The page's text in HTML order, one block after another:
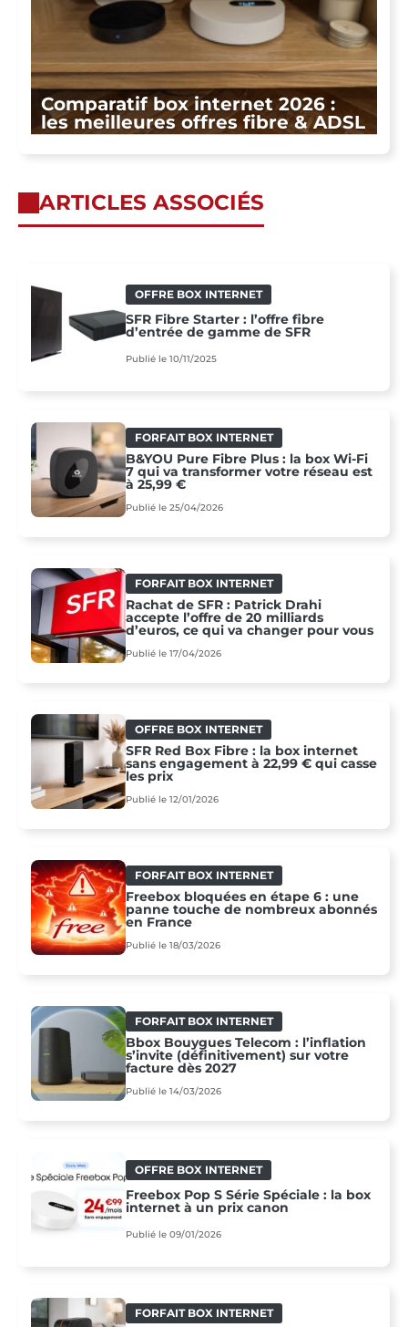
Comparatif box internet 2026 :
les meilleures offres fibre & ADSL
ARTICLES ASSOCIÉS
OFFRE BOX INTERNET
SFR Fibre Starter : l’offre fibre
d’entrée de gamme de SFR
Publié le 10/11/2025
FORFAIT BOX INTERNET
B&YOU Pure Fibre Plus : la box Wi-Fi
7 qui va transformer votre réseau est
à 25,99 €
Publié le 25/04/2026
FORFAIT BOX INTERNET
Rachat de SFR : Patrick Drahi
accepte l’offre de 20 milliards
d’euros, ce qui va changer pour vous
Publié le 17/04/2026
OFFRE BOX INTERNET
SFR Red Box Fibre : la box internet
sans engagement à 22,99 € qui casse
les prix
Publié le 12/01/2026
FORFAIT BOX INTERNET
Freebox bloquées en étape 6 : une
panne touche de nombreux abonnés
en France
Publié le 18/03/2026
FORFAIT BOX INTERNET
Bbox Bouygues Telecom : l’inflation
s’invite (définitivement) sur votre
facture dès 2027
Publié le 14/03/2026
OFFRE BOX INTERNET
Freebox Pop S Série Spéciale : la box
internet à un prix canon
Publié le 09/01/2026
FORFAIT BOX INTERNET